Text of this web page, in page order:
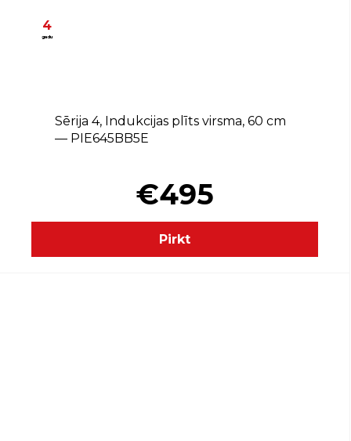
4
gadu
Sērija 4, Indukcijas plīts virsma, 60 cm
— PIE645BB5E
€495
Pirkt